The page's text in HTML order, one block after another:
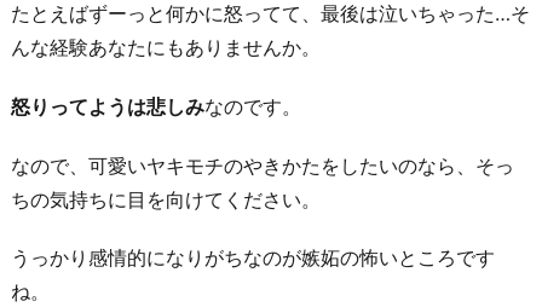
たとえばずーっと何かに怒ってて、最後は泣いちゃった…そ
んな経験あなたにもありませんか。
怒りってようは悲しみなのです。
なので、可愛いヤキモチのやきかたをしたいのなら、そっ
ちの気持ちに目を向けてください。
うっかり感情的になりがちなのが嫉妬の怖いところです
ね。